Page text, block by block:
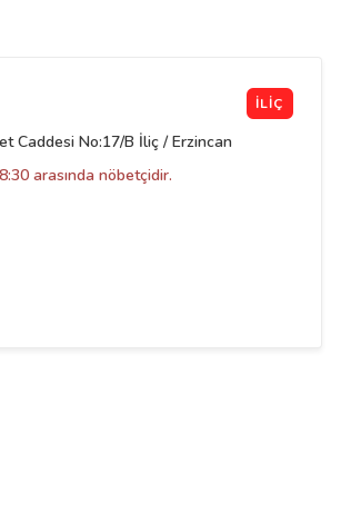
İLIÇ
Caddesi No:17/B İliç / Erzincan
arasında nöbetçidir.